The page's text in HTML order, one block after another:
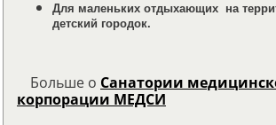
Для маленьких отдыхающих на
детский городок.
Больше о Санатории
корпорации МЕДСИ